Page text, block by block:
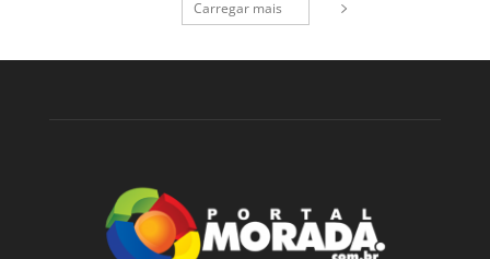
Carregar mais